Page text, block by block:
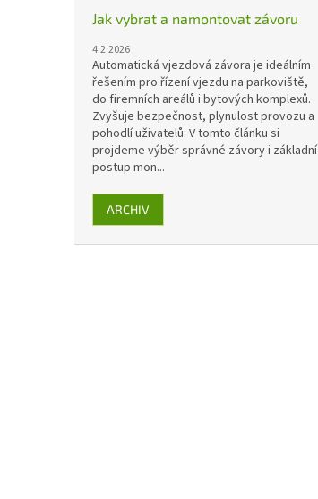
Jak vybrat a namontovat závoru
4.2.2026
Automatická vjezdová závora je ideálním
řešením pro řízení vjezdu na parkoviště,
do firemních areálů i bytových komplexů.
Zvyšuje bezpečnost, plynulost provozu a
pohodlí uživatelů. V tomto článku si
projdeme výběr správné závory i základní
postup mon...
ARCHIV